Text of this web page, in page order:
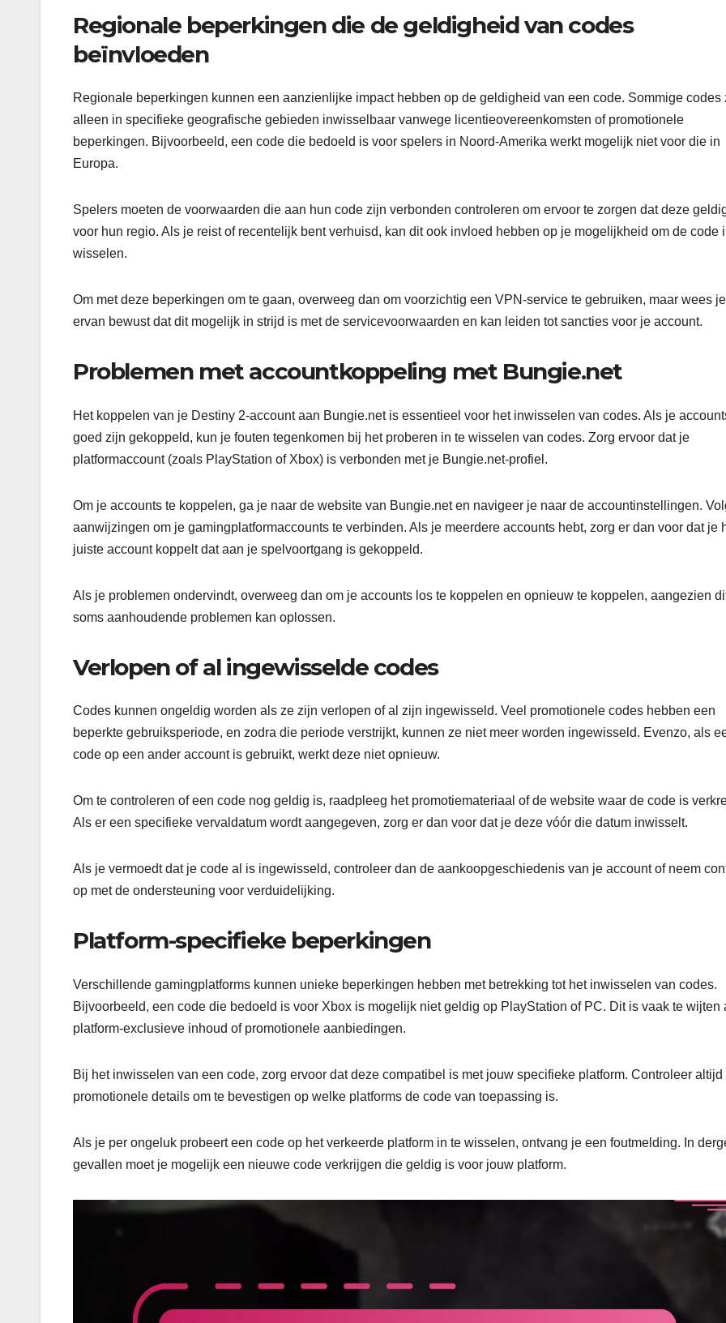
Regionale beperkingen die de geldigheid van codes
beïnvloeden
Regionale beperkingen kunnen een aanzienlijke impact hebben op de geldigheid van een code. Sommige codes
alleen in specifieke geografische gebieden inwisselbaar vanwege licentieovereenkomsten of promotionele
beperkingen. Bijvoorbeeld, een code die bedoeld is voor spelers in Noord-Amerika werkt mogelijk niet voor die in
Europa.
Spelers moeten de voorwaarden die aan hun code zijn verbonden controleren om ervoor te zorgen dat deze
voor hun regio. Als je reist of recentelijk bent verhuisd, kan dit ook invloed hebben op je mogelijkheid om de code
wisselen.
Om met deze beperkingen om te gaan, overweeg dan om voorzichtig een VPN-service te gebruiken, maar wees je
ervan bewust dat dit mogelijk in strijd is met de servicevoorwaarden en kan leiden tot sancties voor je account.
Problemen met accountkoppeling met Bungie.net
Het koppelen van je Destiny 2-account aan Bungie.net is essentieel voor het inwisselen van codes. Als je
goed zijn gekoppeld, kun je fouten tegenkomen bij het proberen in te wisselen van codes. Zorg ervoor dat je
platformaccount (zoals PlayStation of Xbox) is verbonden met je Bungie.net-profiel.
Om je accounts te koppelen, ga je naar de website van Bungie.net en navigeer je naar de accountinstellingen.
aanwijzingen om je gamingplatformaccounts te verbinden. Als je meerdere accounts hebt, zorg er dan voor dat je
juiste account koppelt dat aan je spelvoortgang is gekoppeld.
Als je problemen ondervindt, overweeg dan om je accounts los te koppelen en opnieuw te koppelen, aangezien
soms aanhoudende problemen kan oplossen.
Verlopen of al ingewisselde codes
Codes kunnen ongeldig worden als ze zijn verlopen of al zijn ingewisseld. Veel promotionele codes hebben een
beperkte gebruiksperiode, en zodra die periode verstrijkt, kunnen ze niet meer worden ingewisseld. Evenzo, als
code op een ander account is gebruikt, werkt deze niet opnieuw.
Om te controleren of een code nog geldig is, raadpleeg het promotiemateriaal of de website waar de code is
Als er een specifieke vervaldatum wordt aangegeven, zorg er dan voor dat je deze vóór die datum inwisselt.
Als je vermoedt dat je code al is ingewisseld, controleer dan de aankoopgeschiedenis van je account of neem
op met de ondersteuning voor verduidelijking.
Platform-specifieke beperkingen
Verschillende gamingplatforms kunnen unieke beperkingen hebben met betrekking tot het inwisselen van codes.
Bijvoorbeeld, een code die bedoeld is voor Xbox is mogelijk niet geldig op PlayStation of PC. Dit is vaak te wijten
platform-exclusieve inhoud of promotionele aanbiedingen.
Bij het inwisselen van een code, zorg ervoor dat deze compatibel is met jouw specifieke platform. Controleer altijd
promotionele details om te bevestigen op welke platforms de code van toepassing is.
Als je per ongeluk probeert een code op het verkeerde platform in te wisselen, ontvang je een foutmelding. In
gevallen moet je mogelijk een nieuwe code verkrijgen die geldig is voor jouw platform.